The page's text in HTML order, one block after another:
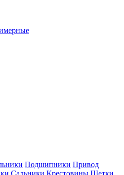
Подшипники Привод
Сальники Крестовины Щетки